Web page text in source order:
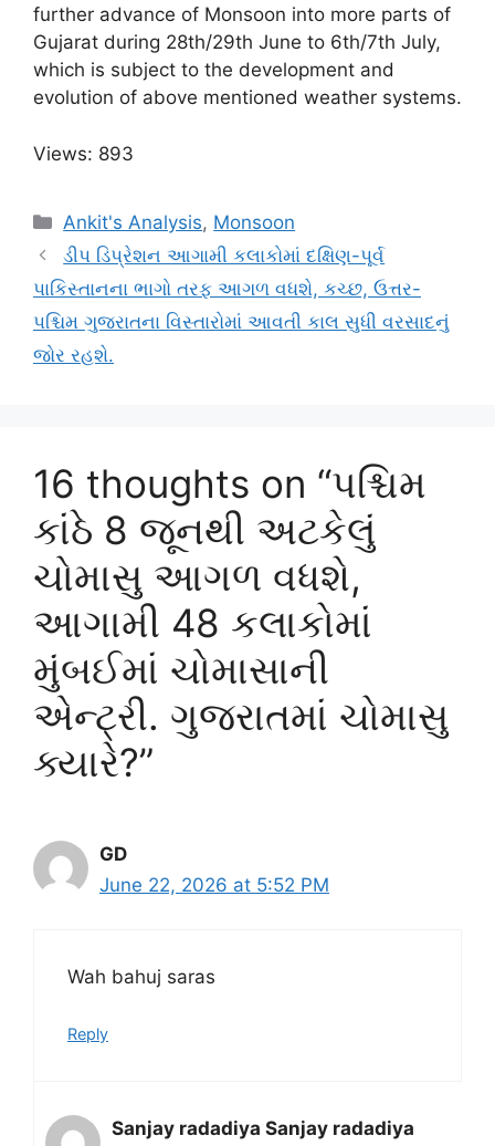
further advance of Monsoon into more parts of
Gujarat during 28th/29th June to 6th/7th July,
which is subject to the development and
evolution of above mentioned weather systems.
Views: 893
Categories
Ankit's Analysis, Monsoon
ડીપ ડિપ્રેશન આગામી કલાકોમાં દક્ષિણ-પૂર્વ
પાકિસ્તાનના ભાગો તરફ આગળ વધશે, કચ્છ, ઉત્તર-
પશ્ચિમ ગુજરાતના વિસ્તારોમાં આવતી કાલ સુધી વરસાદનું
જોર રહશે.
16 thoughts on “પશ્ચિમ
કાંઠે 8 જૂનથી અટકેલું
ચોમાસુ આગળ વધશે,
આગામી 48 કલાકોમાં
મુંબઈમાં ચોમાસાની
એન્ટ્રી. ગુજરાતમાં ચોમાસુ
ક્યારે?”
GD
June 22, 2026 at 5:52 PM
Wah bahuj saras
Reply
Sanjay radadiya Sanjay radadiya